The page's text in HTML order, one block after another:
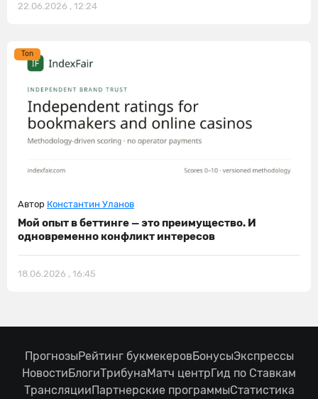
22.06.2026 , 12:24
Ton
Автор Константин Уланов
Мой опыт в беттинге — это преимущество. И
одновременно конфликт интересов
18.06.2026 , 16:45
ПрогнозыРейтинг букмекеровБонусыЭкспрессы
НовостиБлогиТрибунаМатч центрГид по Ставкам
ТрансляцииПартнерские программыСтатистика